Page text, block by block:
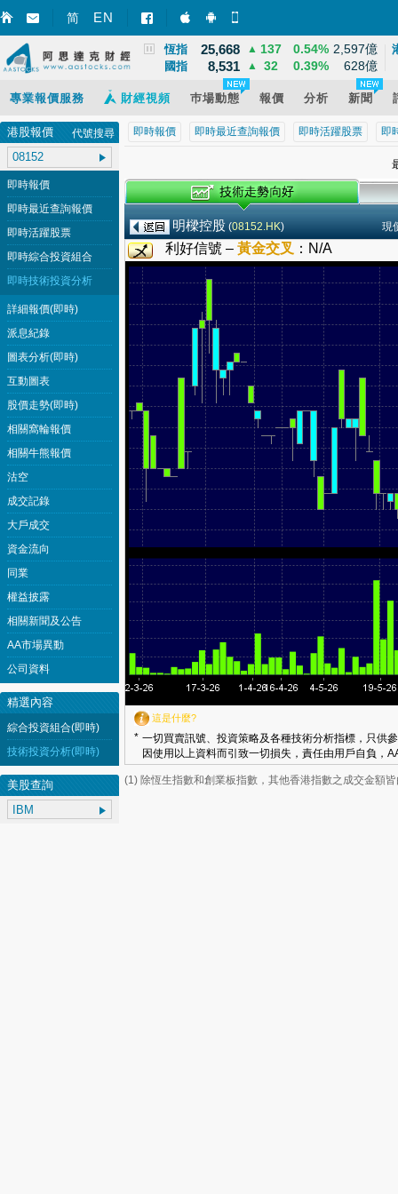
简 EN 智財迅 (iPhone)
智財迅 (Android)
上證 3,940
恆指 25,668 ▲ 137 0.54% 2,597億
國指 8,531 ▲ 32 0.39% 628億
專業報價服務 財經視頻 巿場動態 報價 分析 新聞
即時報價 即時最近查詢報價 即時活躍股票 即
明樑控股 (08152.HK) 現
利好信號 – 黃金交叉 ： N/A
這是什麼?
* 一切買賣訊號、投資策略及各種技術分析指標，只供
因使用以上資料而引致一切損失，責任由用戶自負，
(1) 除恆生指數和創業板指數，其他香港指數之成交金額
港股報價 代號搜尋
即時報價
即時最近查詢報價
即時活躍股票
即時綜合投資組合
即時技術投資分析
詳細報價(即時)
派息紀錄
圖表分析(即時)
互動圖表
股價走勢(即時)
相關窩輪報價
相關牛熊報價
沽空
成交記錄
大戶成交
資金流向
同業
權益披露
相關新聞及公告
AA市場異動
公司資料
精選內容
綜合投資組合(即時)
技術投資分析(即時)
美股查詢